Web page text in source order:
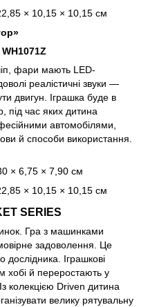
× 10,15 × 10,15 см
фари мають LED-
реалістичні звуки —
двигун. Іграшка буде в
під час яких дитина
автомобілями,
й способи використання.
× 6,75 × 7,90 см
× 10,15 × 10,15 см
SERIES
Гра з машинками
задоволення. Це
Іграшкові
хобі й переростають у
колекцією Driven дитина
велику рятувальну